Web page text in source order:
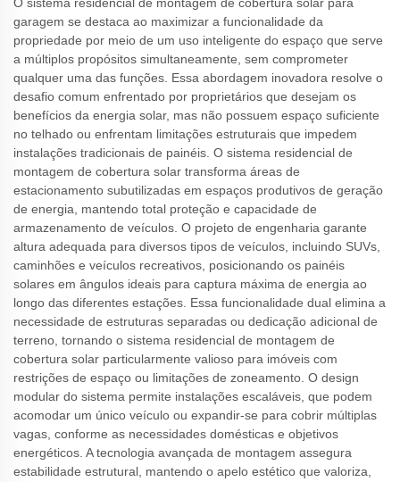
garagem se destaca ao maximizar a funcionalidade da
propriedade por meio de um uso inteligente do espaço que serve
a múltiplos propósitos simultaneamente, sem comprometer
qualquer uma das funções. Essa abordagem inovadora resolve o
desafio comum enfrentado por proprietários que desejam os
benefícios da energia solar, mas não possuem espaço suficiente
no telhado ou enfrentam limitações estruturais que impedem
instalações tradicionais de painéis. O sistema residencial de
montagem de cobertura solar transforma áreas de
estacionamento subutilizadas em espaços produtivos de geração
de energia, mantendo total proteção e capacidade de
armazenamento de veículos. O projeto de engenharia garante
altura adequada para diversos tipos de veículos, incluindo SUVs,
caminhões e veículos recreativos, posicionando os painéis
solares em ângulos ideais para captura máxima de energia ao
longo das diferentes estações. Essa funcionalidade dual elimina a
necessidade de estruturas separadas ou dedicação adicional de
terreno, tornando o sistema residencial de montagem de
cobertura solar particularmente valioso para imóveis com
restrições de espaço ou limitações de zoneamento. O design
modular do sistema permite instalações escaláveis, que podem
acomodar um único veículo ou expandir-se para cobrir múltiplas
vagas, conforme as necessidades domésticas e objetivos
energéticos. A tecnologia avançada de montagem assegura
estabilidade estrutural, mantendo o apelo estético que valoriza,